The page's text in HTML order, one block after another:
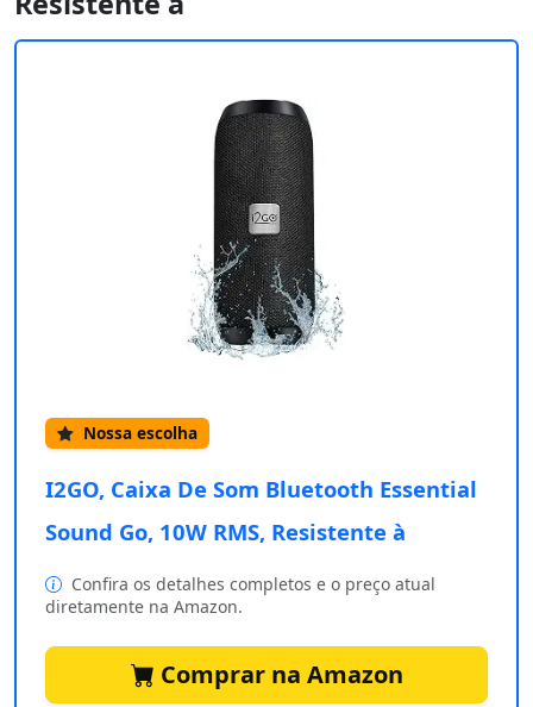
Nossa escolha
I2GO, Caixa De Som Bluetooth Essential
Sound Go, 10W RMS, Resistente à
Confira os detalhes completos e o preço atual
diretamente na Amazon.
Comprar na Amazon